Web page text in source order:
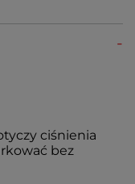
ciśnienia
bez